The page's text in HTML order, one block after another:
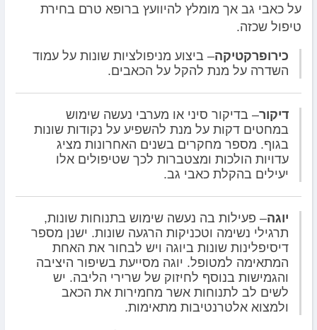
על כאבי גב אך מומלץ להיוועץ ברופא טרם בחירת
טיפול שכזה.
כירופרקטיקה– ביצוע מניפולציות שונות על עמוד
השדרה על מנת להקל על הכאבים.
דיקור– בדיקור סיני או מערבי נעשה שימוש
במחטים דקות על מנת להשפיע על נקודות שונות
בגוף. מספר מחקרים בשנים האחרונות מציג
עדויות הולכות ומצטברות לכך שטיפולים אלו
יעילים בהקלת כאבי גב.
יוגה– פעילות בה נעשה שימוש בתנוחות שונות,
תרגילי נשימה וטכניקות הרגעה שונות. ישנן מספר
דיסיפלינות שונות ביוגה ויש לבחור את האחת
המתאימה למטופל. יוגה מסייעת בשיפור היציבה
והגמישות בנוסף לחיזוק של שרירי הליבה. יש
לשים לב לתנוחות אשר מחמירות את הכאב
ולמצוא אלטרנטיבות מתאימות.